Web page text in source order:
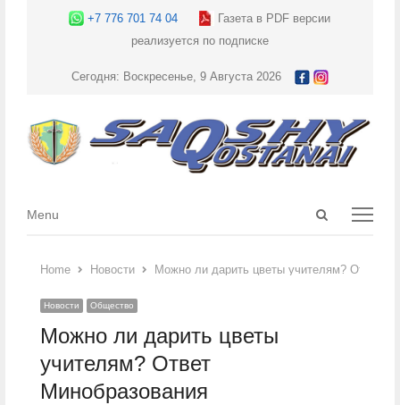
+7 776 701 74 04
Газета в PDF версии
реализуется по подписке
Сегодня: Воскресенье, 9 Августа 2026
Open
Menu
Menu
Home Новости Можно ли дарить цветы учителям? Ответ
Новости Общество
Можно ли дарить цветы
учителям? Ответ
Минобразования